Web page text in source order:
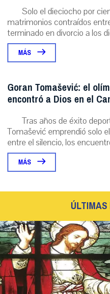
Solo el dieciocho por
matrimonios contraídos
terminado en divorcio a los
MÁS
Goran Tomašević: el
encontró a Dios en el
Tras años de éxito
Tomašević emprendió solo
entre el silencio, los
MÁS